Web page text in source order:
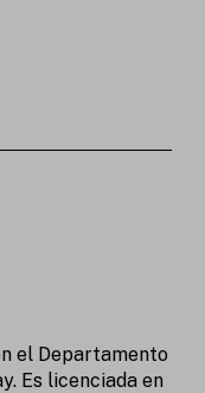
el Departamento
Es licenciada en